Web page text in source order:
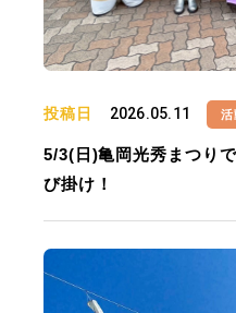
投稿日 2026.05.11 活
5/3(日)亀岡光秀まつり
び掛け！